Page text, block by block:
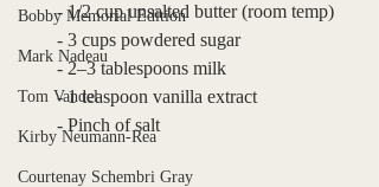
Bobby Memorial Edition
Mark Nadeau
Tom Vandel
Kirby Neumann-Rea
Courtenay Schembri Gray
- 1/2 cup unsalted butter (room temp)
- 3 cups powdered sugar
- 2–3 tablespoons milk
- 1 teaspoon vanilla extract
- Pinch of salt